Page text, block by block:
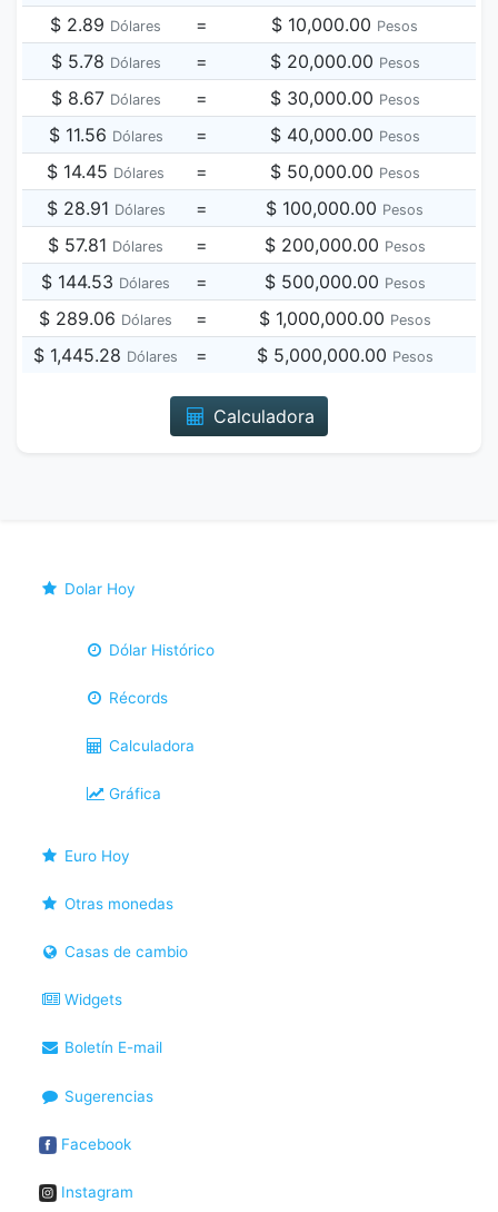
$ 2.89 Dólares = $ 10,000.00 Pesos
$ 5.78 Dólares = $ 20,000.00 Pesos
$ 8.67 Dólares = $ 30,000.00 Pesos
$ 11.56 Dólares = $ 40,000.00 Pesos
$ 14.45 Dólares = $ 50,000.00 Pesos
$ 28.91 Dólares = $ 100,000.00 Pesos
$ 57.81 Dólares = $ 200,000.00 Pesos
$ 144.53 Dólares = $ 500,000.00 Pesos
$ 289.06 Dólares = $ 1,000,000.00 Pesos
$ 1,445.28 Dólares = $ 5,000,000.00 Pesos
Calculadora
Dolar Hoy
Dólar Histórico
Récords
Calculadora
Gráfica
Euro Hoy
Otras monedas
Casas de cambio
Widgets
Boletín E-mail
Sugerencias
Facebook
Instagram